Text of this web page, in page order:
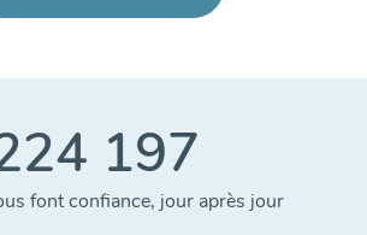
197
font confiance, jour après jour